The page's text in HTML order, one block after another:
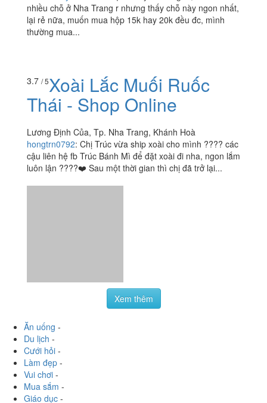
mặn nhưng do hết xôi nên mình ăn bèo hỏi luôn ,...
Hoàng Văn Thụ, Tp. Nha Trang, Khánh Hoà
iamkhanhly2190 :Xôi mặn ở đây rất là ngon, mình đã ăn
nhiều chỗ ở Nha Trang r nhưng thấy chỗ này ngon nhất,
lại rẻ nữa, muốn mua hộp 15k hay 20k đều đc, mình
thường mua...
3.7 Xoài Lắc Muối Ruốc
Ăn uống
Du lịch-
Cưới hỏi-
Làm đẹp
Vui chơi-